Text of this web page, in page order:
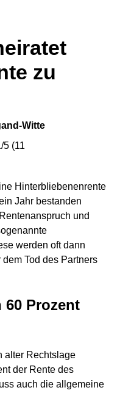
zu
Witte
5 (11
Hinterbliebenenrente
Jahr bestanden
und
werden oft dann
Tod des Partners
60 Prozent
alter Rechtslage
der Rente des
auch die allgemeine